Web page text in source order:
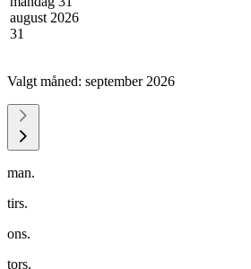
august 2026
31
Valgt måned: september 2026
man.
tirs.
ons.
tors.